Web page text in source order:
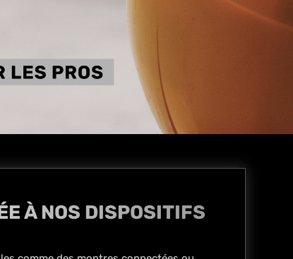
À NOS DISPOSITIFS